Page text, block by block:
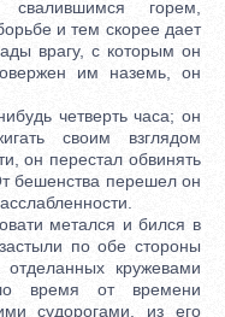
горем,
и тем скорее дает
врагу, с которым он
им наземь, он
четверть часа; он
своим взглядом
он перестал обвинять
бешенства перешел он
метался и бился в
по обе стороны
кружевами
время от времени
судорогами, из его